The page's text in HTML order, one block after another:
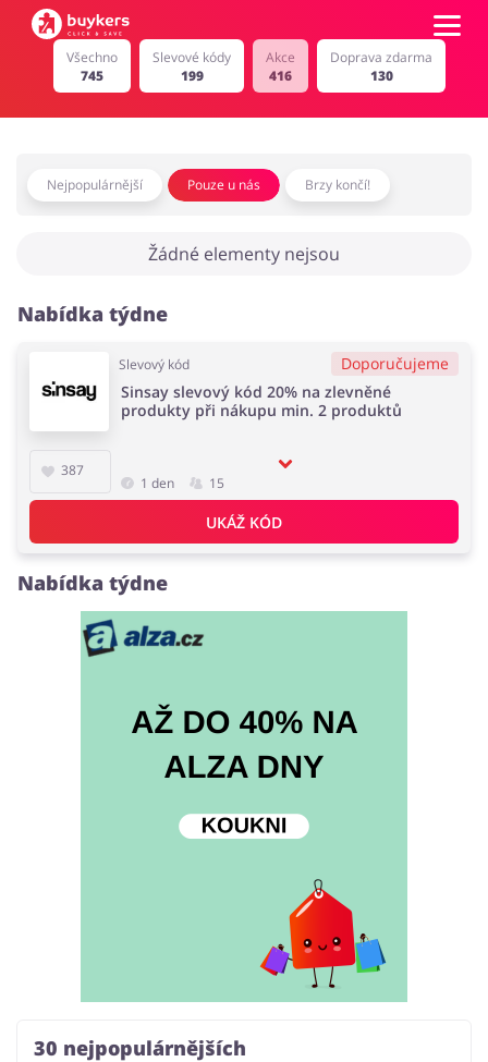
Kategorie
Potraviny
Dům, interiér a zahrada
Knihy, filmy, hry a hudba
Oblečení, obuv a doplňky
Sport a hobby
Domácnost a spotřebiče
Všechno
745
Slevové kódy
199
Akce
416
Doprava zdarma
130
Nejpopulárnější Pouze u nás Brzy končí!
Žádné elementy nejsou
Nabídka týdne
Slevový kód Doporučujeme
387
Sinsay slevový kód 20% na zlevněné
produkty při nákupu min. 2 produktů
1 den 15
UKÁŽ KÓD
Nabídka týdne
30 nejpopulárnějších